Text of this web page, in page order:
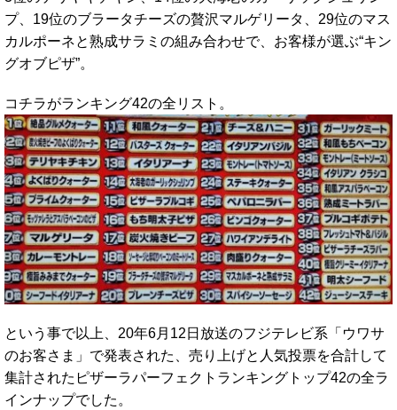
プ、19位のブラータチーズの贅沢マルゲリータ、29位のマス
カルポーネと熟成サラミの組み合わせで、お客様が選ぶ“キン
グオブピザ”。
コチラがランキング42の全リスト。
という事で以上、20年6月12日放送のフジテレビ系「ウワサ
のお客さま」で発表された、売り上げと人気投票を合計して
集計されたピザーラパーフェクトランキングトップ42の全ラ
インナップでした。